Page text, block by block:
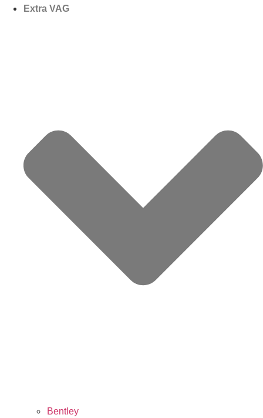
Extra VAG
Bentley